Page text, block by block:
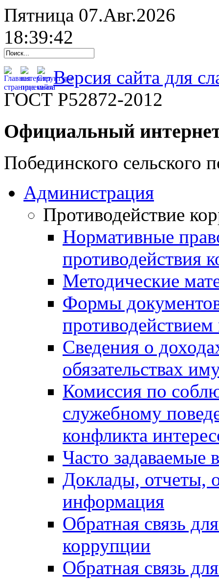
Пятница 07.Авг.2026
18:39:43
Версия сайта для
ГОСТ Р52872-2012
Официальный
Побединского сельского
Администрация
Противодействие
Нормативные
противодействия
Методические
Формы
Сведения о
обязательствах
Комиссия по
служебному
конфликта
Часто задаваемые
Доклады, отчеты,
информация
Обратная связь
коррупции
Обратная связь